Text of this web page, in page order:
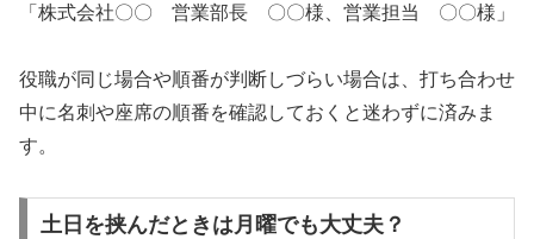
「株式会社〇〇 営業部長 〇〇様、営業担当 〇〇様」
役職が同じ場合や順番が判断しづらい場合は、打ち合わせ
中に名刺や座席の順番を確認しておくと迷わずに済みま
す。
土日を挟んだときは月曜でも大丈夫？